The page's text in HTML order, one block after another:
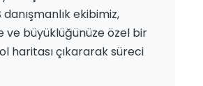
danışmanlık ekibimiz,
ve büyüklüğünüze özel bir
haritası çıkararak süreci